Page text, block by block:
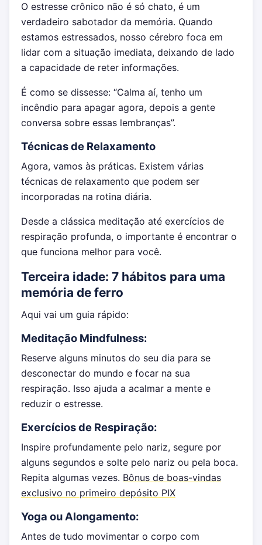
O estresse crônico não é só chato, é um
verdadeiro sabotador da memória. Quando
estamos estressados, nosso cérebro foca em
lidar com a situação imediata, deixando de lado
a capacidade de reter informações.
É como se dissesse: “Calma aí, tenho um
incêndio para apagar agora, depois a gente
conversa sobre essas lembranças”.
Técnicas de Relaxamento
Agora, vamos às práticas. Existem várias
técnicas de relaxamento que podem ser
incorporadas na rotina diária.
Desde a clássica meditação até exercícios de
respiração profunda, o importante é encontrar o
que funciona melhor para você.
Terceira idade: 7 hábitos para uma
memória de ferro
Aqui vai um guia rápido:
Meditação Mindfulness:
Reserve alguns minutos do seu dia para se
desconectar do mundo e focar na sua
respiração. Isso ajuda a acalmar a mente e
reduzir o estresse.
Exercícios de Respiração:
Inspire profundamente pelo nariz, segure por
alguns segundos e solte pelo nariz ou pela boca.
Repita algumas vezes. Bônus de boas-vindas
exclusivo no primeiro depósito PIX
Yoga ou Alongamento:
Antes de tudo movimentar o corpo com